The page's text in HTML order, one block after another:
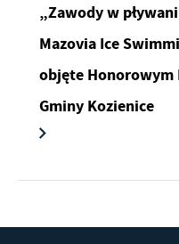
„Zawody w
Mazovia Ice
objęte
Gminy Kozienice